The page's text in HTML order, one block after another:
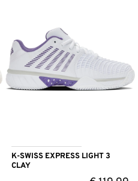
K-SWISS EXPRESS LIGHT 3
CLAY